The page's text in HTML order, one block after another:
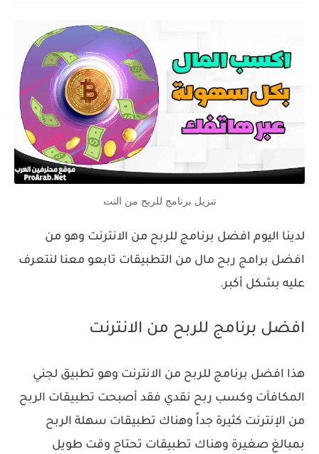
تنزيل برنامج للربح من النت
لدينا اليوم افضل برنامج للربح من الانترنت وهو من
افضل برامج ربح مال من التطبيقات تابعو معنا لنتعرف
عليه بشكل أكبر.
افضل برنامج للربح من الانترنت
هذا افضل برنامج للربح من الانترنت وهو تطبيق لجني
المكافآت وكسب ربح نقدي فقد أصبحت تطبيقات الربح
من الإنترنت كثيرة جداً وهناك تطبيقات سهلة الربح
بمبالغ صغيرة وهناك تطبيقات تحتاج وقت طويل